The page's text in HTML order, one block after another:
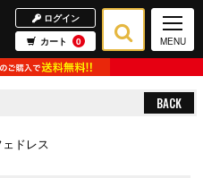
ログイン
カート
0 MENU
BACK
ドレス